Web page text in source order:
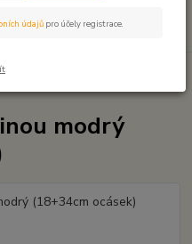
Hledat
modrý
údajů pro účely registrace.